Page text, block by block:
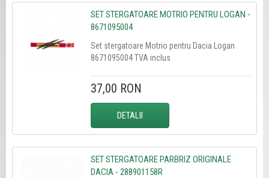
SET STERGATOARE MOTRIO PENTRU LOGAN -
8671095004
Set stergatoare Motrio pentru Dacia Logan
8671095004 TVA inclus
37,00 RON
DETALII
SET STERGATOARE PARBRIZ ORIGINALE
DACIA - 288901158R